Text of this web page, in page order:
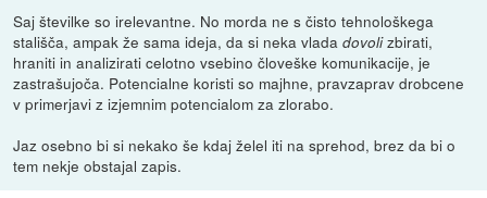
Saj številke so irelevantne. No morda ne s čisto tehnološkega
stališča, ampak že sama ideja, da si neka vladadovolizbirati,
hraniti in analizirati celotno vsebino človeške komunikacije, je
zastrašujoča. Potencialne koristi so majhne, pravzaprav drobcene
v primerjavi z izjemnim potencialom za zlorabo.
Jaz osebno bi si nekako še kdaj želel iti na sprehod, brez da bi o
tem nekje obstajal zapis.